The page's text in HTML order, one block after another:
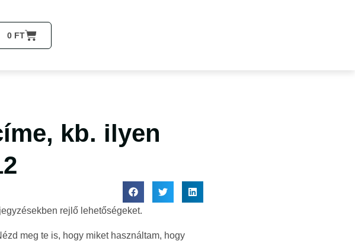
0 FT
kb. ilyen
rejlő lehetőségeket.
meg te is, hogy miket használtam, hogy